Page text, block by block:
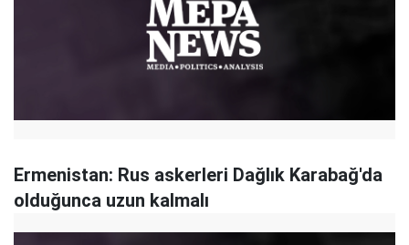
Ermenistan: Rus askerleri Dağlık Karabağ'da
olduğunca uzun kalmalı